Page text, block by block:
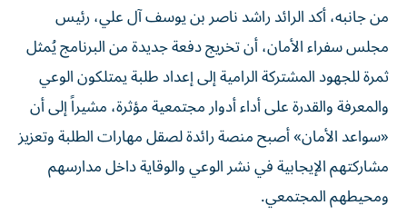
من جانبه، أكد الرائد راشد ناصر بن يوسف آل علي، رئيس
مجلس سفراء الأمان، أن تخريج دفعة جديدة من البرنامج يُمثل
ثمرة للجهود المشتركة الرامية إلى إعداد طلبة يمتلكون الوعي
والمعرفة والقدرة على أداء أدوار مجتمعية مؤثرة، مشيراً إلى أن
«سواعد الأمان» أصبح منصة رائدة لصقل مهارات الطلبة وتعزيز
مشاركتهم الإيجابية في نشر الوعي والوقاية داخل مدارسهم
ومحيطهم المجتمعي.